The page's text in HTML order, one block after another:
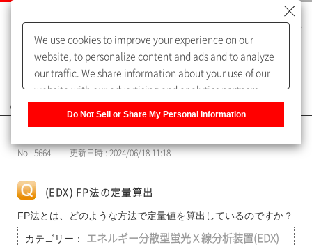
よくあるご質問（FAQ）
No : 5664 更新日時 : 2024/06/18 11:18
(EDX) FP法の定量算出
FP法とは、どのような方法で定量値を算出しているのですか？
カテゴリー： エネルギー分散型蛍光Ｘ線分析装置(EDX)
We use cookies to improve your experience on our
website, to personalize content and ads and to analyze
our traffic. We share information about your use of our
website with our advertising and analytics partners,
of our sharing information about you with our partners.
Information] to customize your cookie settings on our
Do Not Sell or Share My Personal Information